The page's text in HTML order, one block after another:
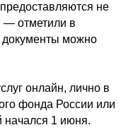
не
— отметили в
документы можно
онлайн, лично в
фонда России или
1 июня.